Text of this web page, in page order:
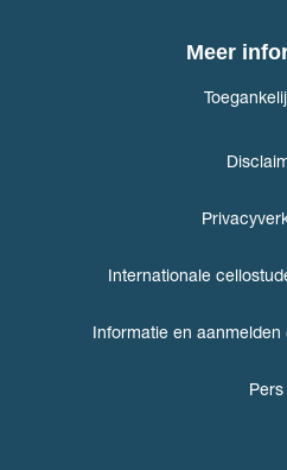
Meer
Internationale
Informatie en
Pers